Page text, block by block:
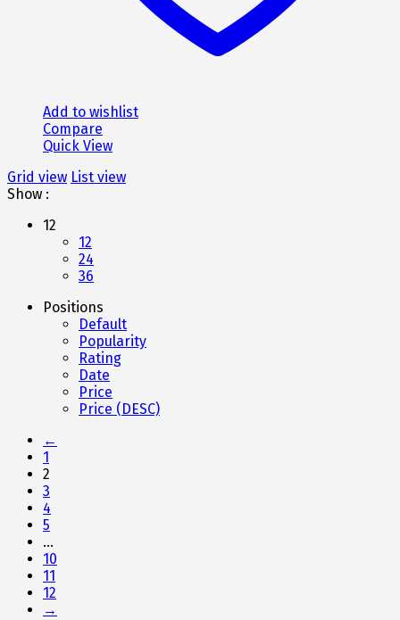
Add to wishlist
Compare
Quick View
Grid view List view
Show :
12
12
24
36
Positions
Default
Popularity
Rating
Date
Price
Price (DESC)
←
1
2
3
4
5
…
10
11
12
→